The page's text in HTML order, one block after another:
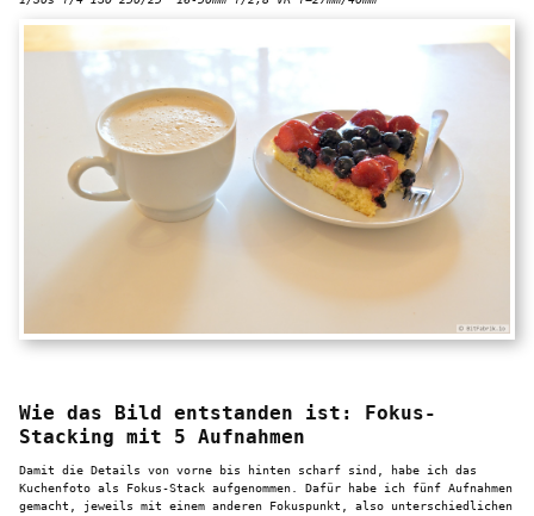
Wie das Bild entstanden ist: Fokus-
Stacking mit 5 Aufnahmen
Damit die Details von vorne bis hinten scharf sind, habe ich das
Kuchenfoto als Fokus-Stack aufgenommen. Dafür habe ich fünf Aufnahmen
gemacht, jeweils mit einem anderen Fokuspunkt, also unterschiedlichen